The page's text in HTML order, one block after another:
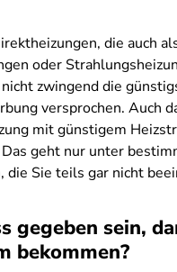
die auch
oder
zwingend die
versprochen. Auch
mit günstigem
geht nur unter
die Sie teils gar nicht
gegeben sein,
bekommen?